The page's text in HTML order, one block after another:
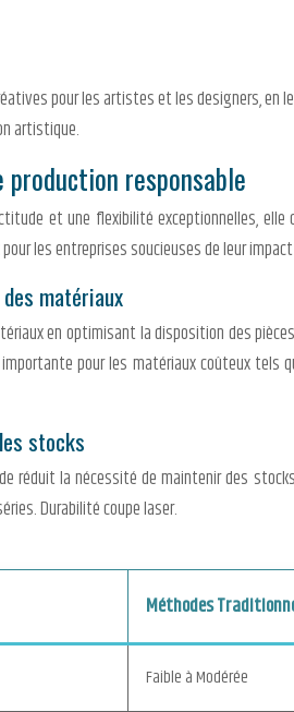
pour les artistes et les designers,
artistique.
responsable
et une flexibilité exceptionnelles,
les entreprises soucieuses de leur
matériaux
en optimisant la disposition des
pour les matériaux coûteux tels
stocks
réduit la nécessité de maintenir des
Durabilité coupe laser.
Méthodes
Faible à Modérée